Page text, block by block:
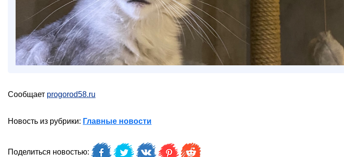
Сообщает progorod58.ru
Новость из рубрики: Главные новости
Поделиться новостью: